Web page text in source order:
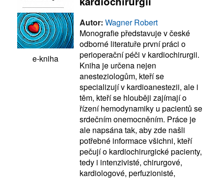
e-kniha
Autor: Wagner Robert
Monografie představuje v české
odborné literatuře první práci o
perioperační péči v kardiochirurgii.
Kniha je určena nejen
anesteziologům, kteří se
specializují v kardioanestezii, ale i
těm, kteří se hlouběji zajímají o
řízení hemodynamiky u pacientů se
srdečním onemocněním. Práce je
ale napsána tak, aby zde našli
potřebné informace všichni, kteří
pečují o kardiochirurgické pacienty,
tedy i intenzivisté, chirurgové,
kardiologové, perfuzionisté,